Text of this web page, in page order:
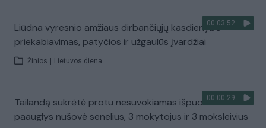
00:03:52
Liūdna vyresnio amžiaus dirbančiųjų kasdienybė –
priekabiavimas, patyčios ir užgaulūs įvardžiai
Žinios Lietuvos diena
00:00:29
Tailandą sukrėtė protu nesuvokiamas išpuolis:
paauglys nušovė senelius, 3 mokytojus ir 3 moksleivius